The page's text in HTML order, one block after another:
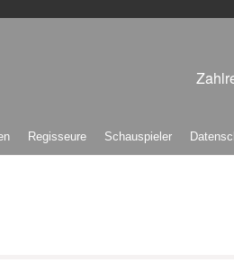
Regisseure Schauspieler